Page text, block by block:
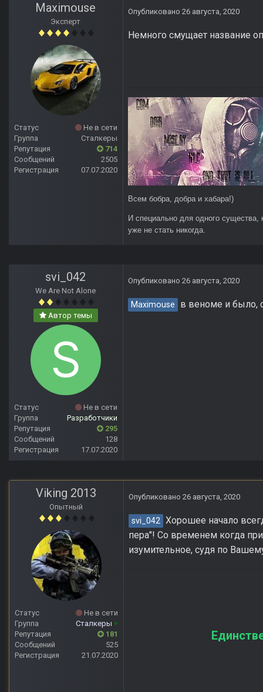
Maximouse
Эксперт
Статус
Не в сети
Группа
Сталкеры
Репутация
714
Сообщений
2505
Регистрация
07.07.2020
Опубликовано 26 августа, 2020
Немного смущает название
Всем бобра, добра и хабара!)
И специально для одного
уже не стать никогда.
svi_042
We Are Not Alone
Автор темы
Статус
Не в сети
Группа
Разработчики
Репутация
295
Сообщений
128
Регистрация
17.07.2020
Опубликовано 26 августа, 2020
Maximouse в веноме и было,
Viking 2013
Опытный
Статус
Не в сети
Группа
Сталкеры +
Репутация
181
Сообщений
525
Регистрация
21.07.2020
Опубликовано 26 августа, 2020
svi_042 Хорошее начало
пера"! Со временем когда
изумительное, судя по